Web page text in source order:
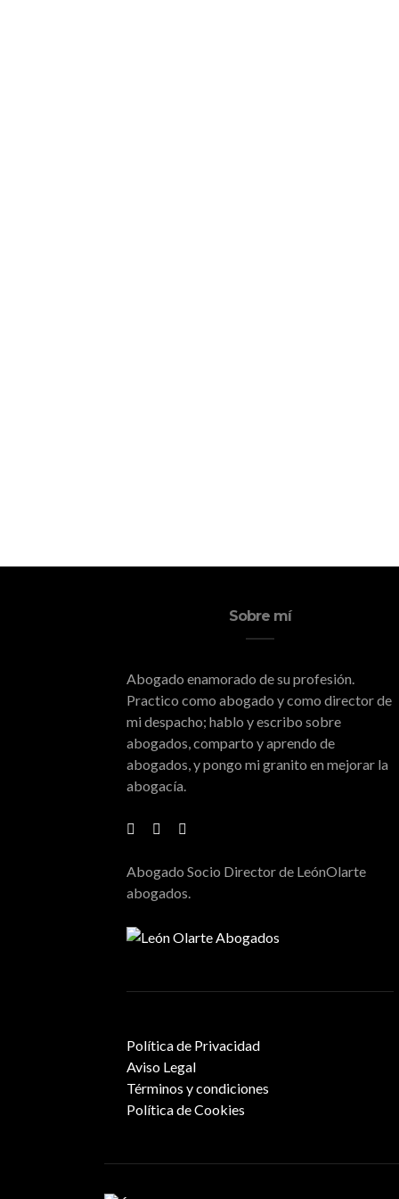
Sobre mí
Abogado enamorado de su profesión.
Practico como abogado y como director de
mi despacho; hablo y escribo sobre
abogados, comparto y aprendo de
abogados, y pongo mi granito en mejorar la
abogacía.
Abogado Socio Director de LeónOlarte
abogados.
Política de Privacidad
Aviso Legal
Términos y condiciones
Política de Cookies